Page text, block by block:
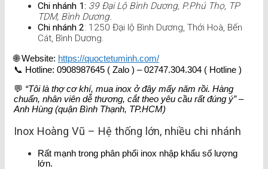
Chi nhánh 1: 39 Đại Lộ Bình Dương, P.Phú Thọ, TP
TDM, Bình Dương.
Chi nhánh 2: 1250 Đại lộ Bình Dương, Thới Hoà, Bến
Cát, Bình Dương.
🌐 Website: https://quoctetuminh.com/
📞 Hotline: 0908987645 ( Zalo ) – 02747.304.304 ( Hotline )
💬 “Tôi là thợ cơ khí, mua inox ở đây mấy năm rồi. Hàng
chuẩn, nhân viên dễ thương, cắt theo yêu cầu rất đúng ý” –
Anh Hùng (quận Bình Thạnh, TP.HCM)
Inox Hoàng Vũ – Hệ thống lớn, nhiều chi nhánh
Rất mạnh trong phân phối inox nhập khẩu số lượng
lớn.